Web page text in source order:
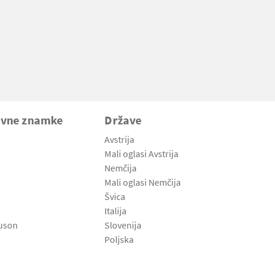
znamke Države
Avstrija
Mali oglasi Avstrija
Nemčija
Mali oglasi Nemčija
Švica
Italija
Slovenija
Poljska